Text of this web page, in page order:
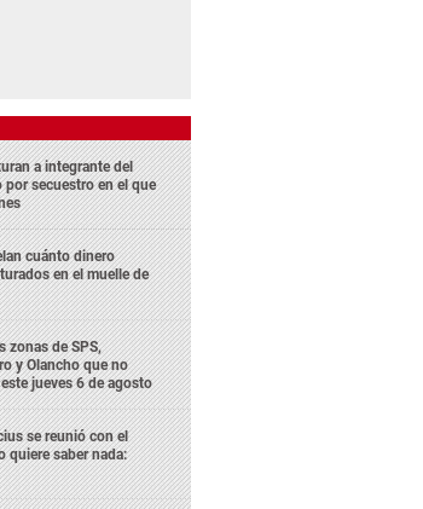
a integrante del
por secuestro en el que
cuánto dinero
en el muelle de
zonas de SPS,
y Olancho que no
jueves 6 de agosto
se reunió con el
quiere saber nada: